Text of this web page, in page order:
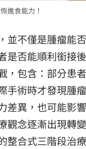
進食能力！
並不僅是腫瘤能
是否能順利銜接
，包含：部分患
手術時才發現腫
差異，也可能影
觀念逐漸出現轉
整合式三階段治